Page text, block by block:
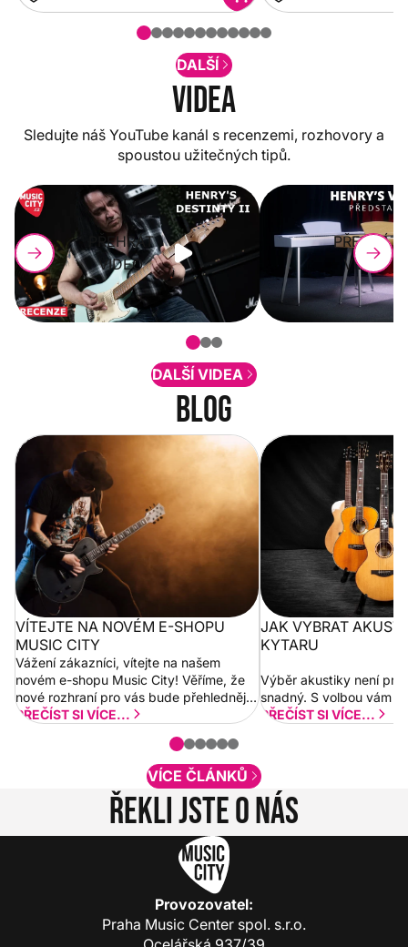
DALŠÍ
Videa
Sledujte náš YouTube kanál s recenzemi, rozhovory a
spoustou užitečných tipů.
PŘEHRÁT
VIDEO
PŘEHRÁT
VIDEO
DALŠÍ VIDEA
Blog
Vítejte na novém e-shopu Music
City
VÍTEJTE NA NOVÉM E-SHOPU
MUSIC CITY
Vážení zákazníci, vítejte na našem
novém e-shopu Music City! Věříme, že
nové rozhraní pro vás bude přehlednější
a rychlejší. Postupně budeme přidávat
PŘEČÍST SI VÍCE...
Jak vybrat
JAK VYBRAT
KYTARU
Výběr akustiky není pro
snadný. S volbou vám
PŘEČÍST SI VÍCE...
VÍCE ČLÁNKŮ
Řekli jste o nás
Provozovatel:
Praha Music Center spol. s.r.o.